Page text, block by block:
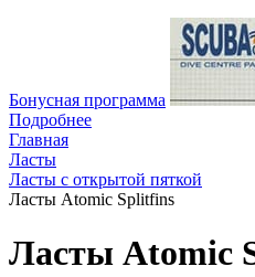
Бонусная программа
Подробнее
Главная
Ласты
Ласты с открытой пяткой
Ласты Atomic Splitfins
Ласты Atomic